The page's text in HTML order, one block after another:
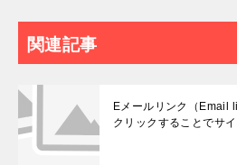
関連記事
Eメールリンク（Email
クリックすることでサ